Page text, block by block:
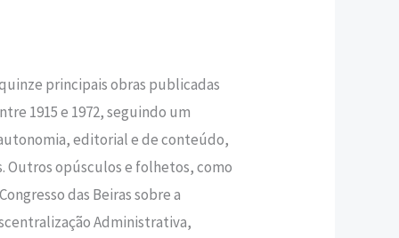
principais obras publicadas
1915 e 1972, seguindo um
editorial e de conteúdo,
Outros opúsculos e folhetos, como
das Beiras sobre a
Administrativa,